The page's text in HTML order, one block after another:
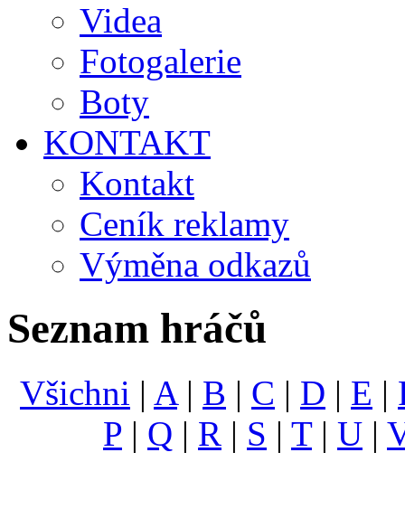
Videa
Fotogalerie
Boty
KONTAKT
Kontakt
Ceník reklamy
Výměna odkazů
Seznam hráčů
Všichni | A| B | C | D | E |
P | Q | R | S | T| U |